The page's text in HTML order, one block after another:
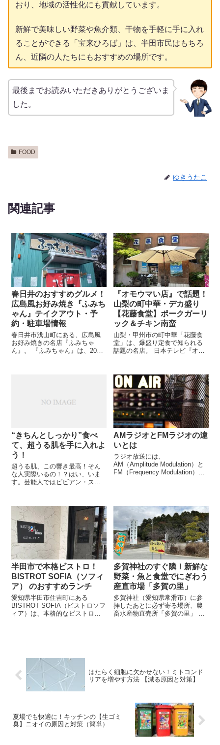
おり、地域の活性化にも貢献しています。
新鮮で美味しい野菜や魚介類、干物を手軽に手に入れ
ることができる「宝来ひろば」は、半田市民はもちろ
ん、近隣の人たちにもおすすめの場所です。
最後までお読みいただきありがとうございま
した。
FOOD
ゆきうたこ
関連記事
春日井のおすすめグルメ！
広島風お好み焼き『ふみち
ゃん』テイクアウト・予
約・駐車場情報
春日井市浅山町にある、広島風
お好み焼きの名店『ふみちゃ
ん』。 『ふみちゃん』は、2023
『オモウマい店』で話題！
山梨の町中華・デカ盛り
【花藤食堂】ポークガーリ
ック＆チキン南蛮
山梨・甲州市の町中華「花藤食
堂」は、爆盛り定食で知られる
話題の名店。 日本テレビ『オモ
今回は人気の「ポークガーリッ
ク定食」と「チキン南蛮定食」
を食べてきました！ ...
“きちんとしっかり”食べ
て、超うる肌を手に入れよ
う！
超うる肌、この響き最高！そん
な人実際いるの！？はい、いま
す。芸能人ではビビアン・スー
な人が多いです。肌の水分って
すごく大事。 化粧水や美容液よ
りも、まず先に気を付けたいこ
と、ま...
AMラジオとFMラジオの違
いとは
ラジオ放送には、
AM（Amplitude Modulation）と
FM（Frequency Modulation）の2
半田市で本格ビストロ！
BISTROT SOFIA（ソフィ
ア） のおすすめランチ
愛知県半田市住吉町にある
BISTROT SOFIA（ビストロソフ
ィア）は、本格的なビストロ料
多賀神社のすぐ隣！新鮮な
野菜・魚と食堂でにぎわう
産直市場「多賀の里」
多賀神社（愛知県常滑市）に参
拝したあとに必ず寄る場所、農
畜水産物直売所「多賀の里」 。
はたらく細胞に欠かせない！ミトコンド
リアを増やす方法 【減る原因と対策】
夏場でも快適に！キッチンの【生ゴミ
臭】ニオイの原因と対策（簡単）